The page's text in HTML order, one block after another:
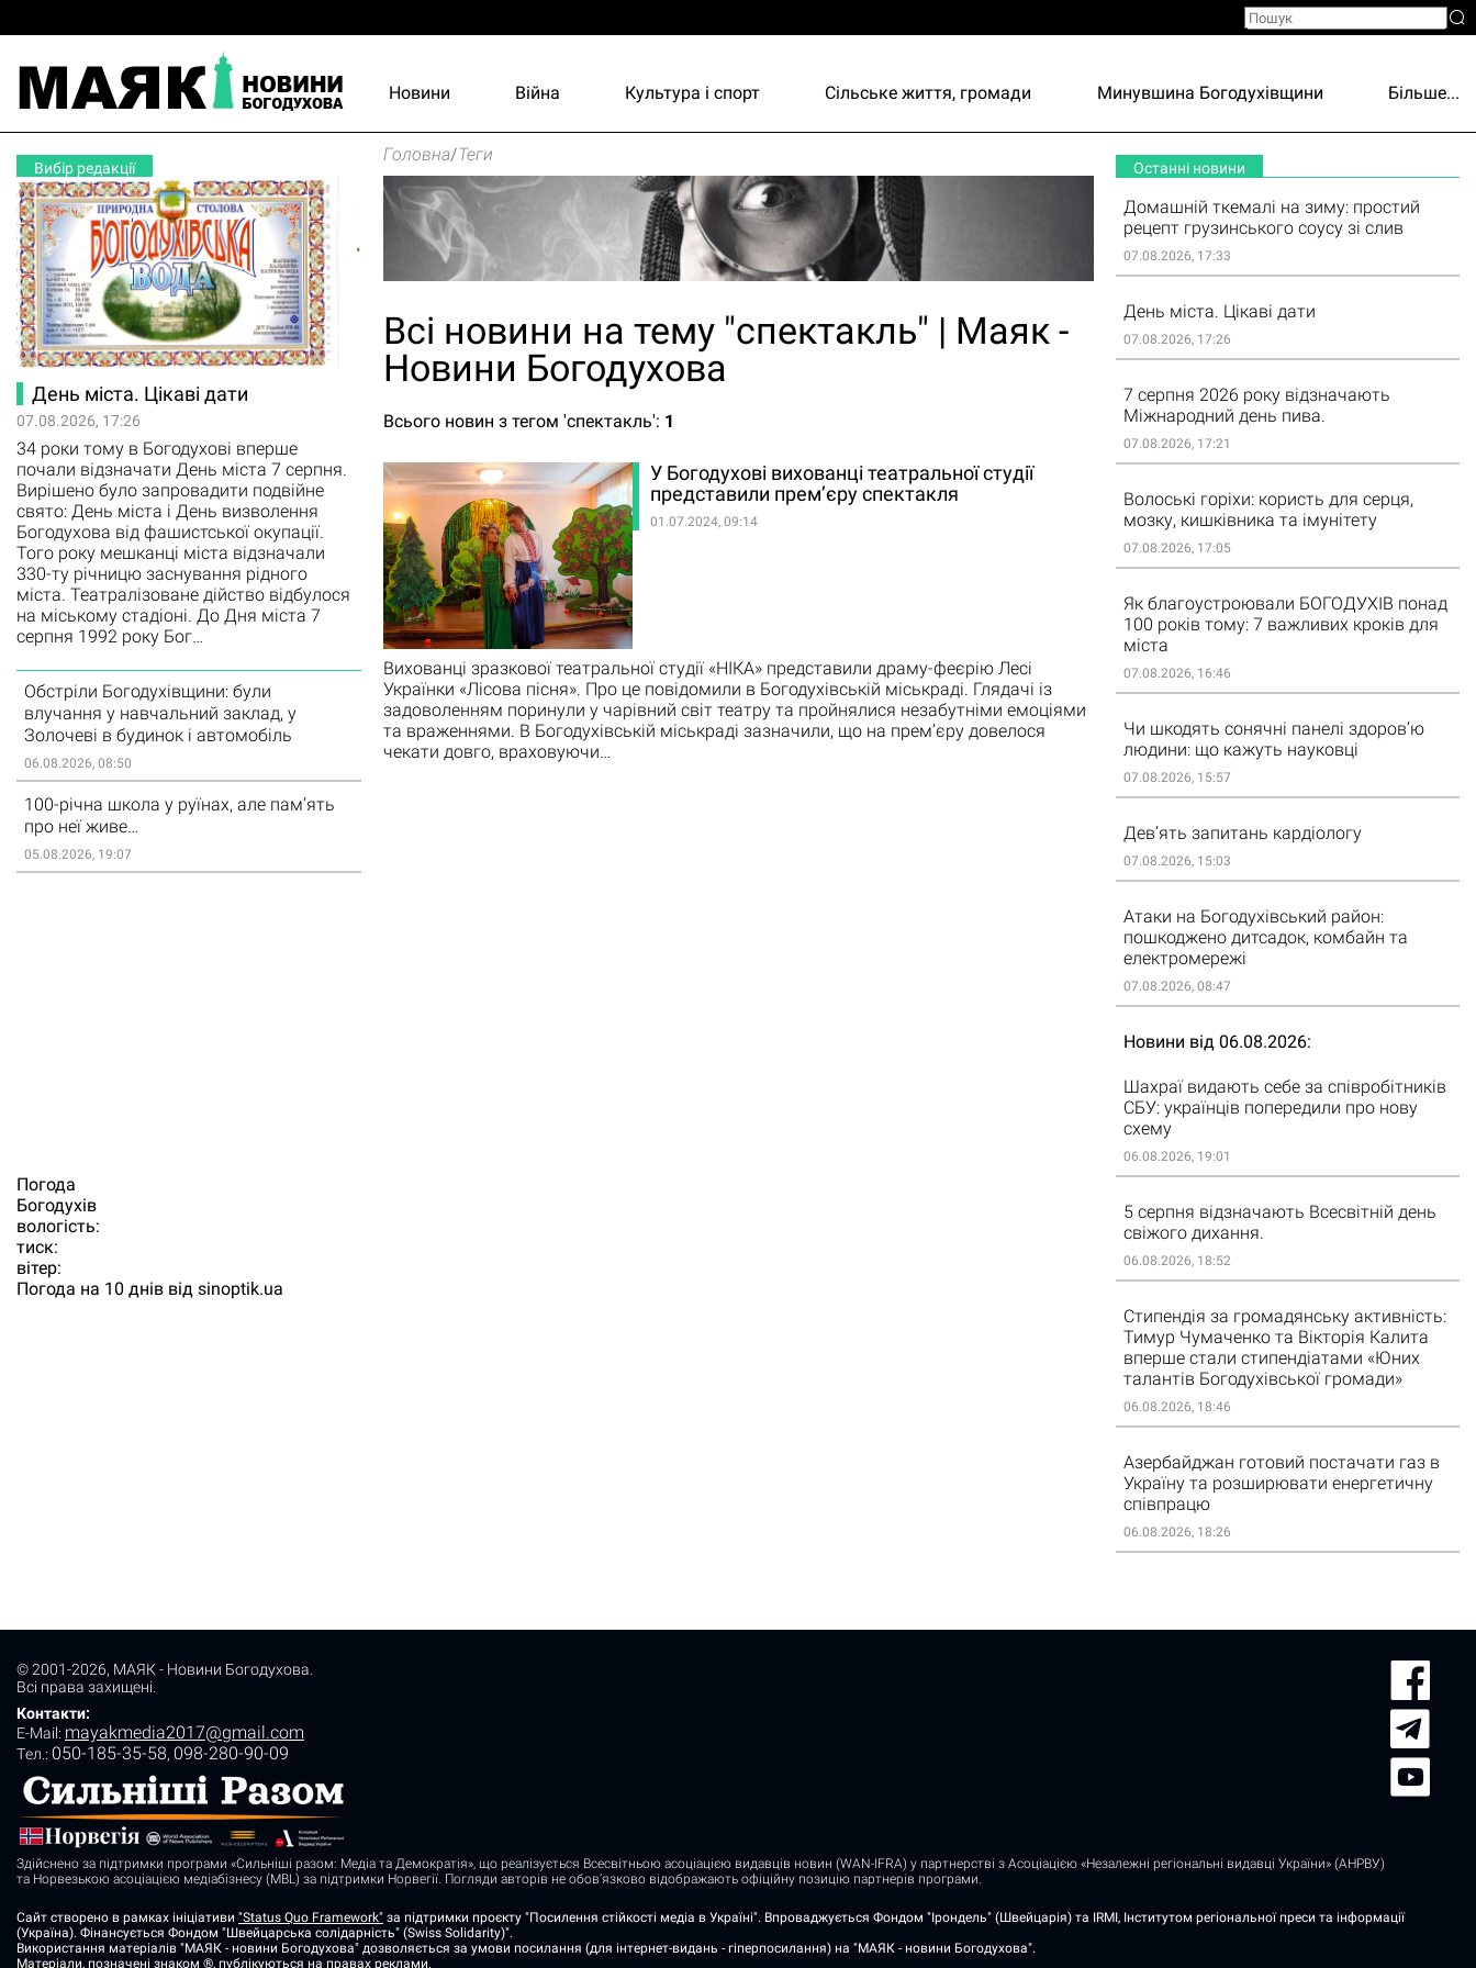
Новини Війна Культура і спорт Сільське життя, громади Минувшина Богодухівщини Більше...
Вибір редакції
День міста. Цікаві дати
07.08.2026, 17:26
34 роки тому в Богодухові вперше
почали відзначати День міста 7 серпня.
Вирішено було запровадити подвійне
свято: День міста і День визволення
Богодухова від фашистської окупації.
Того року мешканці міста відзначали
330-ту річницю заснування рідного
міста. Театралізоване дійство відбулося
на міському стадіоні. До Дня міста 7
серпня 1992 року Бог…
Обстріли Богодухівщини: були
влучання у навчальний заклад, у
Золочеві в будинок і автомобіль
06.08.2026, 08:50
100-річна школа у руїнах, але пам’ять
про неї живе…
05.08.2026, 19:07
Погода
Богодухiв
вологість:
тиск:
вітер:
Погода на 10 днів від sinoptik.ua
Головна/Теги
Всі новини на тему "спектакль" | Маяк -
Новини Богодухова
Всього новин з тегом 'спектакль': 1
У Богодухові вихованці театральної студії
представили прем’єру спектакля
01.07.2024, 09:14
Вихованці зразкової театральної студії «НІКА» представили драму-феєрію Лесі
Українки «Лісова пісня». Про це повідомили в Богодухівській міськраді. Глядачі із
задоволенням поринули у чарівний світ театру та пройнялися незабутніми емоціями
та враженнями. В Богодухівській міськраді зазначили, що на прем’єру довелося
чекати довго, враховуючи…
Останні новини
Домашній ткемалі на зиму: простий
рецепт грузинського соусу зі слив
07.08.2026, 17:33
День міста. Цікаві дати
07.08.2026, 17:26
7 серпня 2026 року відзначають
Міжнародний день пива.
07.08.2026, 17:21
Волоські горіхи: користь для серця,
мозку, кишківника та імунітету
07.08.2026, 17:05
Як благоустроювали БОГОДУХІВ понад
100 років тому: 7 важливих кроків для
міста
07.08.2026, 16:46
Чи шкодять сонячні панелі здоров’ю
людини: що кажуть науковці
07.08.2026, 15:57
Дев’ять запитань кардіологу
07.08.2026, 15:03
Атаки на Богодухівський район:
пошкоджено дитсадок, комбайн та
електромережі
07.08.2026, 08:47
Новини від 06.08.2026
Шахраї видають себе за співробітників
СБУ: українців попередили про нову
схему
06.08.2026, 19:01
5 серпня відзначають Всесвітній день
свіжого дихання.
06.08.2026, 18:52
Стипендія за громадянську активність:
Тимур Чумаченко та Вікторія Калита
вперше стали стипендіатами «Юних
талантів Богодухівської громади»
06.08.2026, 18:46
Азербайджан готовий постачати газ в
Україну та розширювати енергетичну
співпрацю
06.08.2026, 18:26
© 2001-2026, МАЯК - Новини Богодухова
Всі права захищені.
Контакти:
E-Mail: mayakmedia2017@gmail.com
Tел.: 050-185-35-58, 098-280-90-09
Здійснено за підтримки програми «Сильніші разом: Медіа та Демократія», що реалізується Всесвітньою асоціацією видавців новин (WAN-IFRA) у партнерстві з Асоціацією «Незалежні регіональні видавці України» (АНРВУ)
та Норвезькою асоціацією медіабізнесу (MBL) за підтримки Норвегії. Погляди авторів не обов’язково відображають офіційну позицію партнерів програми.
Сайт створено в рамках ініціативи "Status Quo Framework" за підтримки проєкту "Посилення стійкості медіа в Україні". Впроваджується Фондом "Ірондель" (Швейцарія) та IRMI, Інститутом регіональної преси та інформації
(Україна). Фінансується Фондом "Швейцарська солідарність" (Swiss Solidarity)".
Використання матеріалів "МАЯК - новини Богодухова" дозволяється за умови посилання (для інтернет-видань - гіперпосилання) на "МАЯК - новини Богодухова".
Матеріали, позначені знаком ®, публікуються на правах реклами.